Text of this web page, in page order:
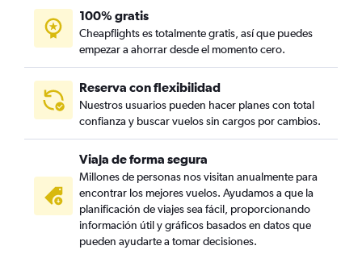
100% gratis
Cheapflights es totalmente gratis, así que puedes
empezar a ahorrar desde el momento cero.
Reserva con flexibilidad
Nuestros usuarios pueden hacer planes con total
confianza y buscar vuelos sin cargos por cambios.
Viaja de forma segura
Millones de personas nos visitan anualmente para
encontrar los mejores vuelos. Ayudamos a que la
planificación de viajes sea fácil, proporcionando
información útil y gráficos basados en datos que
pueden ayudarte a tomar decisiones.